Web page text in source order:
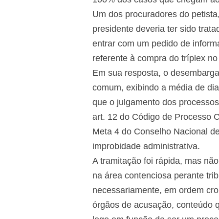
Um dos procuradores do
presidente deveria ter sido
entrar com um pedido de
referente à compra do tríplex
Em sua resposta, o
comum, exibindo a média de
que o julgamento dos
art. 12 do Código de Processo
Meta 4 do Conselho Nacional
improbidade administrativa.
A tramitação foi rápida, mas
na área contenciosa perante
necessariamente, em ordem
órgãos de acusação, conteúdo